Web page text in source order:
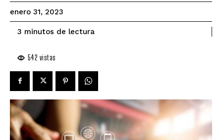
enero 31, 2023
3 minutos de lectura
542 vistas